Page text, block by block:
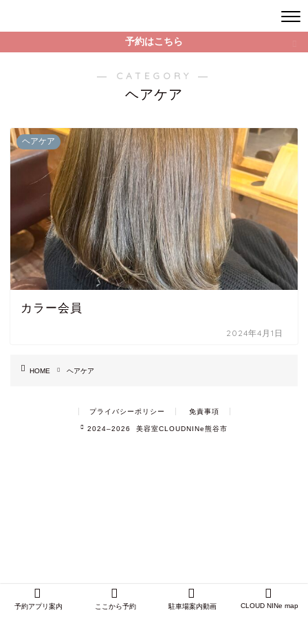
予約はこちら
― CATEGORY ―
ヘアケア
ヘアケア
カラー会員
2024年4月1日
HOME ヘアケア
プライバシーポリシー 免責事項
2024–2026 美容室CLOUDNINe熊谷市
予約アプリ案内 ここから予約 駐車場案内動画 CLOUD NINe map